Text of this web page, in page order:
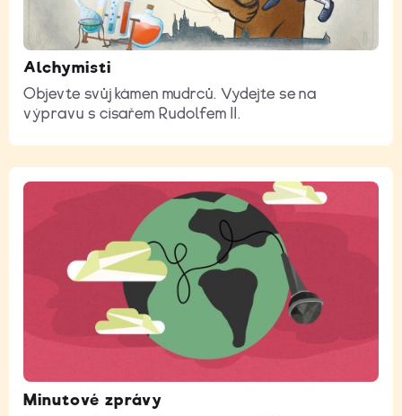
Alchymisti
Objevte svůj kámen mudrců. Vydejte se na
výpravu s císařem Rudolfem II.
Minutové zprávy